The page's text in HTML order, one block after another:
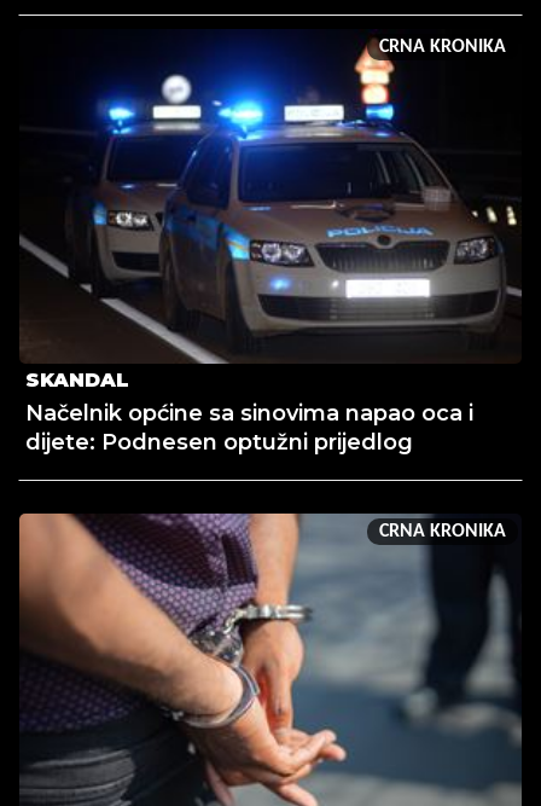
CRNA KRONIKA
SKANDAL
Načelnik općine sa sinovima napao oca i
dijete: Podnesen optužni prijedlog
CRNA KRONIKA